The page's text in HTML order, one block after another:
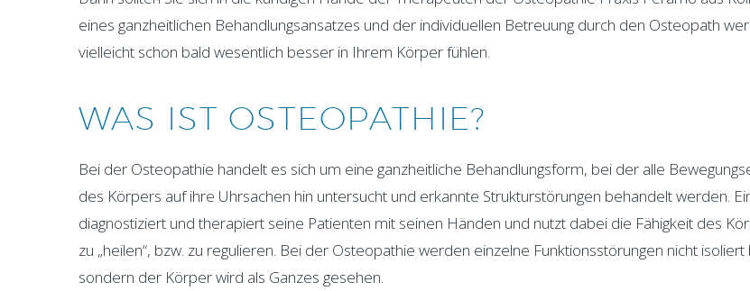
eines ganzheitlichen Behandlungsansatzes und der individuellen Betreuung durch den Osteopath
vielleicht schon bald wesentlich besser in Ihrem Körper fühlen.
WAS IST OSTEOPATHIE?
Bei der Osteopathie handelt es sich um eine ganzheitliche Behandlungsform, bei der alle
des Körpers auf ihre Uhrsachen hin untersucht und erkannte Strukturstörungen behandelt werden.
diagnostiziert und therapiert seine Patienten mit seinen Händen und nutzt dabei die Fähigkeit des
zu „heilen“, bzw. zu regulieren. Bei der Osteopathie werden einzelne Funktionsstörungen nicht
sondern der Körper wird als Ganzes gesehen.